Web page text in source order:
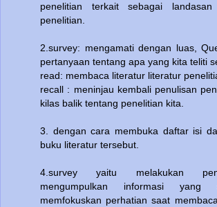
penelitian terkait sebagai
penelitian.
2.survey: mengamati dengan luas,
pertanyaan tentang apa yang kita teliti
read: membaca literatur literatur
recall : meninjau kembali penulisan
kilas balik tentang penelitian kita.
3. dengan cara membuka daftar isi
buku literatur tersebut.
4.survey yaitu melakukan
mengumpulkan informasi yang
memfokuskan perhatian saat